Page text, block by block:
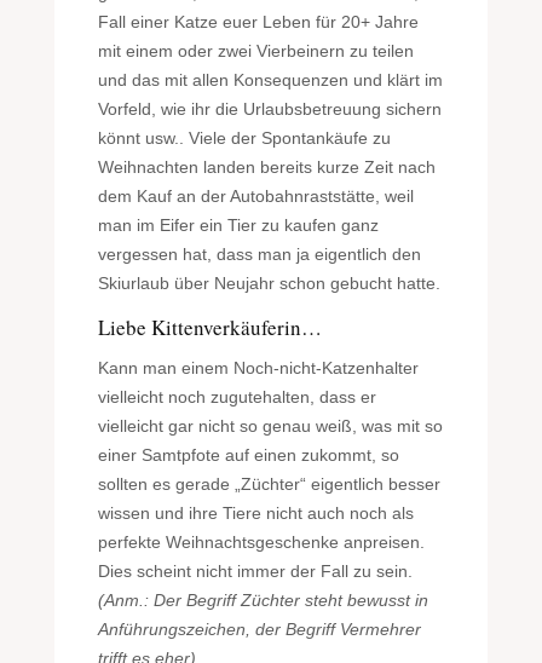
Fall einer Katze euer Leben für 20+ Jahre
mit einem oder zwei Vierbeinern zu teilen
und das mit allen Konsequenzen und klärt im
Vorfeld, wie ihr die Urlaubsbetreuung sichern
könnt usw.. Viele der Spontankäufe zu
Weihnachten landen bereits kurze Zeit nach
dem Kauf an der Autobahnraststätte, weil
man im Eifer ein Tier zu kaufen ganz
vergessen hat, dass man ja eigentlich den
Skiurlaub über Neujahr schon gebucht hatte.
Liebe Kittenverkäuferin…
Kann man einem Noch-nicht-Katzenhalter
vielleicht noch zugutehalten, dass er
vielleicht gar nicht so genau weiß, was mit so
einer Samtpfote auf einen zukommt, so
sollten es gerade „Züchter“ eigentlich besser
wissen und ihre Tiere nicht auch noch als
perfekte Weihnachtsgeschenke anpreisen.
Dies scheint nicht immer der Fall zu sein.
(Anm.: Der Begriff Züchter steht bewusst in
Anführungszeichen, der Begriff Vermehrer
trifft es eher).